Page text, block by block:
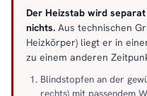
Der Heizstab wird
nichts. Aus technischen
Heizkörper) liegt er in
zu einem anderen
Blindstopfen an der
rechts) mit passendem